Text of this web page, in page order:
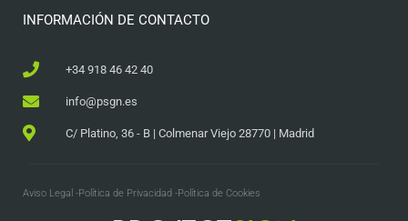
INFORMACIÓN DE CONTACTO
+34 918 46 42 40
info@psgn.es
C/ Platino, 36 - B | Colmenar Viejo 28770 | Madrid
Aviso Legal -Política de Privacidad -Política de Cookies